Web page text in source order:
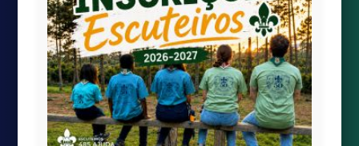
Quick links
Transmissão Online
Calendário Paroquial